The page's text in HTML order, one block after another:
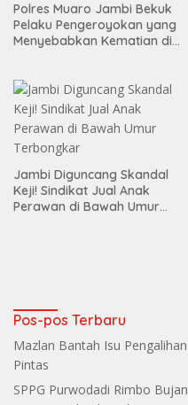
Polres Muaro Jambi Bekuk
Pelaku Pengeroyokan yang
Menyebabkan Kematian di
Jambi Diguncang Skandal
Keji! Sindikat Jual Anak
Perawan di Bawah Umur
Pos-pos Terbaru
Mazlan Bantah Isu
Pintas
SPPG Purwodadi Rimbo